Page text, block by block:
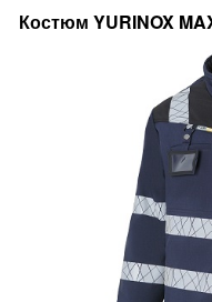
Костюм YURINOX